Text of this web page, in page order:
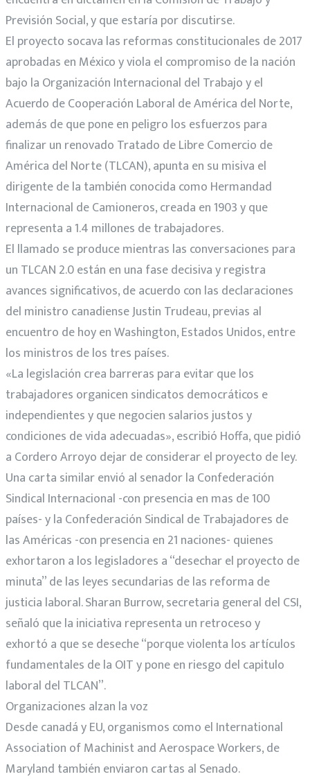
Previsión Social, y que estaría por discutirse.
El proyecto socava las reformas constitucionales de 2017
aprobadas en México y viola el compromiso de la nación
bajo la Organización Internacional del Trabajo y el
Acuerdo de Cooperación Laboral de América del Norte,
además de que pone en peligro los esfuerzos para
finalizar un renovado Tratado de Libre Comercio de
América del Norte (TLCAN), apunta en su misiva el
dirigente de la también conocida como Hermandad
Internacional de Camioneros, creada en 1903 y que
representa a 1.4 millones de trabajadores.
El llamado se produce mientras las conversaciones para
un TLCAN 2.0 están en una fase decisiva y registra
avances significativos, de acuerdo con las declaraciones
del ministro canadiense Justin Trudeau, previas al
encuentro de hoy en Washington, Estados Unidos, entre
los ministros de los tres países.
«La legislación crea barreras para evitar que los
trabajadores organicen sindicatos democráticos e
independientes y que negocien salarios justos y
condiciones de vida adecuadas», escribió Hoffa, que pidió
a Cordero Arroyo dejar de considerar el proyecto de ley.
Una carta similar envió al senador la Confederación
Sindical Internacional -con presencia en mas de 100
países- y la Confederación Sindical de Trabajadores de
las Américas -con presencia en 21 naciones- quienes
exhortaron a los legisladores a “desechar el proyecto de
minuta” de las leyes secundarias de las reforma de
justicia laboral. Sharan Burrow, secretaria general del CSI,
señaló que la iniciativa representa un retroceso y
exhortó a que se deseche “porque violenta los artículos
fundamentales de la OIT y pone en riesgo del capitulo
laboral del TLCAN”.
Organizaciones alzan la voz
Desde canadá y EU, organismos como el International
Association of Machinist and Aerospace Workers, de
Maryland también enviaron cartas al Senado.